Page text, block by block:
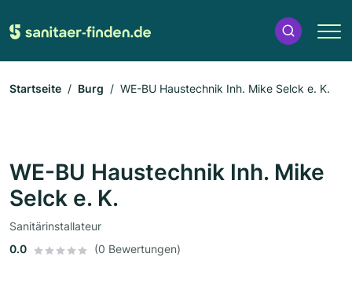
Startseite Burg WE-BU Haustechnik Inh. Mike Selck e. K.
WE-BU Haustechnik Inh. Mike
Selck e. K.
Sanitärinstallateur
0.0
(0 Bewertungen)